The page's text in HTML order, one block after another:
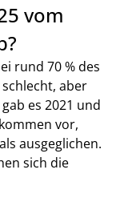
vom
rund 70 % des
aber
es 2021 und
vor,
ausgeglichen.
sich die